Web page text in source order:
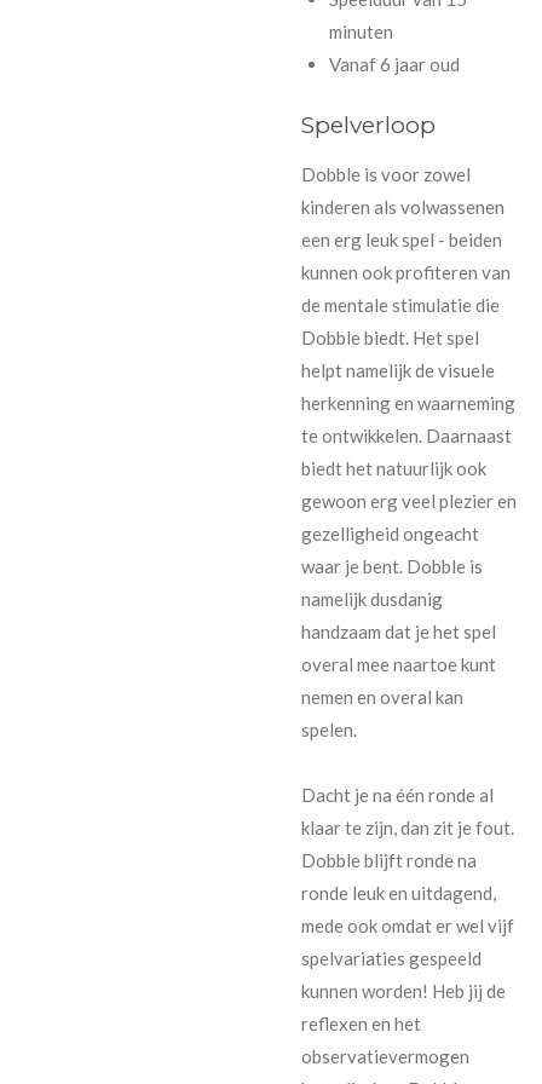
minuten
Vanaf 6 jaar oud
Spelverloop
Dobble is voor zowel
kinderen als volwassenen
een erg leuk spel - beiden
kunnen ook profiteren van
de mentale stimulatie die
Dobble biedt. Het spel
helpt namelijk de visuele
herkenning en waarneming
te ontwikkelen. Daarnaast
biedt het natuurlijk ook
gewoon erg veel plezier en
gezelligheid ongeacht
waar je bent. Dobble is
namelijk dusdanig
handzaam dat je het spel
overal mee naartoe kunt
nemen en overal kan
spelen.
Dacht je na één ronde al
klaar te zijn, dan zit je fout.
Dobble blijft ronde na
ronde leuk en uitdagend,
mede ook omdat er wel vijf
spelvariaties gespeeld
kunnen worden! Heb jij de
reflexen en het
observatievermogen